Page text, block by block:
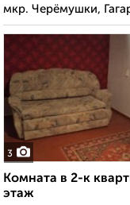
мкр. Черёмушки,
3
Комната в 2-к
этаж